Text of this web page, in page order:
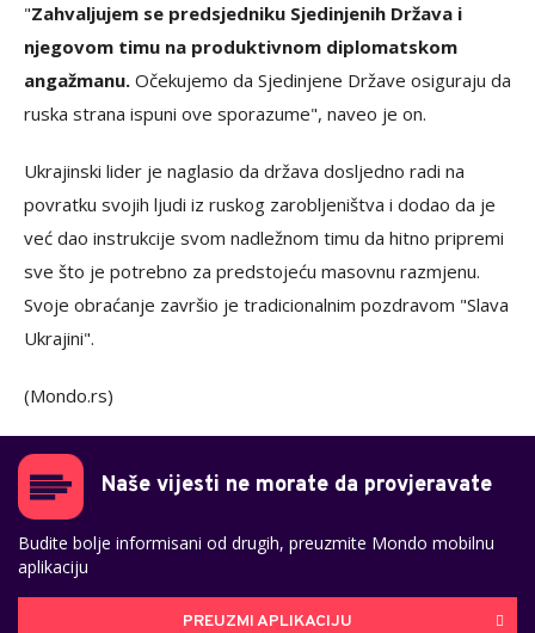
"Zahvaljujem se predsjedniku Sjedinjenih Država i
njegovom timu na produktivnom diplomatskom
angažmanu. Očekujemo da Sjedinjene Države osiguraju da
ruska strana ispuni ove sporazume", naveo je on.
Ukrajinski lider je naglasio da država dosljedno radi na
povratku svojih ljudi iz ruskog zarobljeništva i dodao da je
već dao instrukcije svom nadležnom timu da hitno pripremi
sve što je potrebno za predstojeću masovnu razmjenu.
Svoje obraćanje završio je tradicionalnim pozdravom "Slava
Ukrajini".
(Mondo.rs)
Naše vijesti ne morate da provjeravate
Budite bolje informisani od drugih, preuzmite Mondo mobilnu
aplikaciju
PREUZMI APLIKACIJU